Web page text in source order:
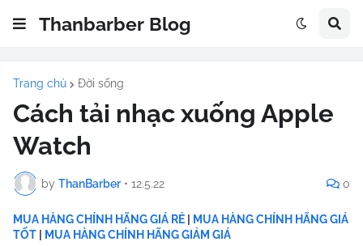
Thanbarber Blog
Trang chủ Đời sống
Cách tải nhạc xuống Apple
Watch
by ThanBarber • 12.5.22 0
MUA HÀNG CHÍNH HÃNG GIÁ RẺ
MUA HÀNG CHÍNH HÃNG GIÁ
TỐT
MUA HÀNG CHÍNH HÃNG GIẢM GIÁ